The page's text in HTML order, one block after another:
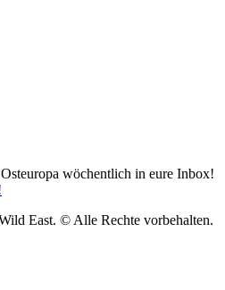
wöchentlich in eure Inbox!
East. © Alle Rechte vorbehalten.